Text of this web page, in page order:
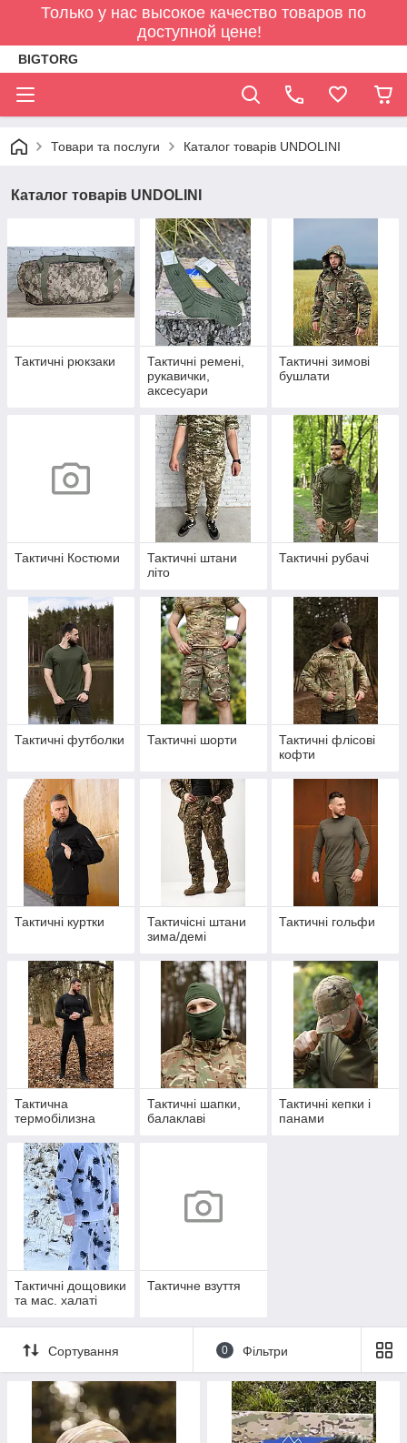
Только у нас высокое качество товаров по
доступной цене!
BIGTORG
Товари та послуги Каталог товарів UNDOLINI
Каталог товарів UNDOLINI
Тактичні рюкзаки
Тактичні ремені,
рукавички,
аксесуари
Тактичні зимові
бушлати
Тактичні Костюми
Тактичні штани
літо
Тактичні рубачі
Тактичні футболки Тактичні шорти
Тактичні флісові
кофти
Тактичні куртки
Тактичісні штани
зима/демі
Тактичні гольфи
Тактична
термобілизна
Тактичні шапки,
балаклаві
Тактичні кепки і
панами
Тактичні дощовики
та мас. халаті
Тактичне взуття
Сортування 0 Фільтри